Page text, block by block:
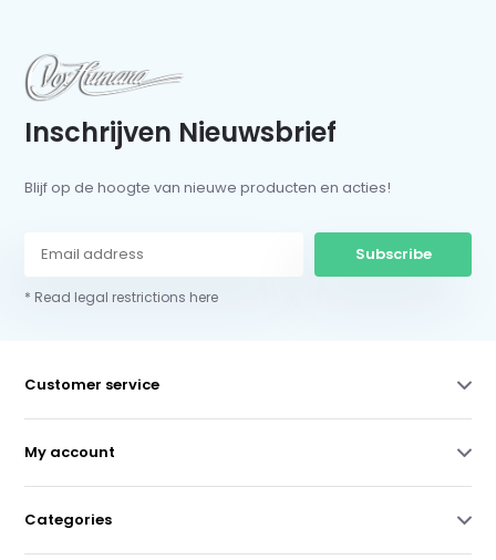
Inschrijven Nieuwsbrief
Blijf op de hoogte van nieuwe producten en acties!
Subscribe
* Read legal restrictions here
Customer service
My account
Categories